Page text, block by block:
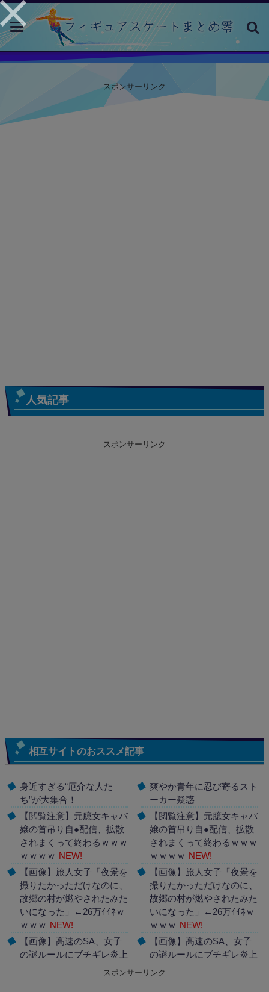
toggle
navigation
スポンサーリンク
人気記事
スポンサーリンク
相互サイトのおススメ記事
身近すぎる“厄介な人た
ち”が大集合！
【閲覧注意】元臆女キャバ
嬢の首吊り自●配信、拡散
されまくって終わるｗｗｗ
ｗｗｗｗ NEW!
【画像】旅人女子「夜景を
撮りたかっただけなのに、
故郷の村が燃やされたみた
いになった」←26万ｲｲﾈｗ
ｗｗｗ NEW!
【画像】高速のSA、女子
の謎ルールにブチギレ炎上
ｗｗｗｗｗｗｗｗｗｗｗｗ
爽やか青年に忍び寄るスト
ーカー疑惑
【閲覧注意】元臆女キャバ
嬢の首吊り自●配信、拡散
されまくって終わるｗｗｗ
ｗｗｗｗ NEW!
【画像】旅人女子「夜景を
撮りたかっただけなのに、
故郷の村が燃やされたみた
いになった」←26万ｲｲﾈｗ
ｗｗｗ NEW!
【画像】高速のSA、女子
の謎ルールにブチギレ炎上
ｗｗｗｗｗｗｗｗｗｗｗｗ
スポンサーリンク